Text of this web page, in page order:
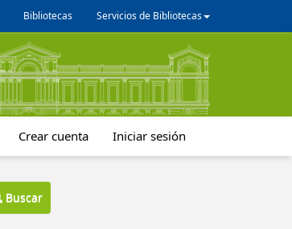
Bibliotecas Servicios de Bibliotecas
Crear cuenta Iniciar sesión
Buscar